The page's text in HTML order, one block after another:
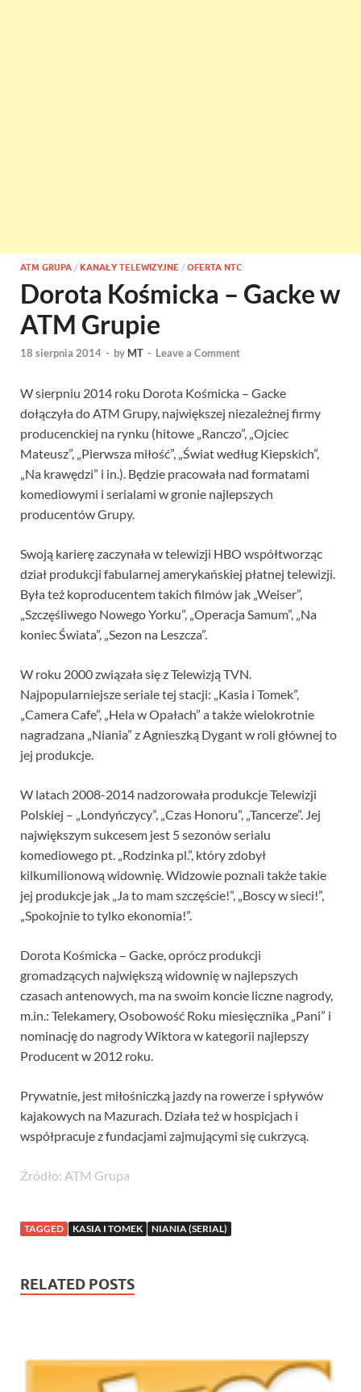
ATM GRUPA / KANAŁY TELEWIZYJNE / OFERTA NTC
Dorota Kośmicka – Gacke w
ATM Grupie
18 sierpnia 2014 - by MT - Leave a Comment
W sierpniu 2014 roku Dorota Kośmicka – Gacke
dołączyła do ATM Grupy, największej niezależnej firmy
producenckiej na rynku (hitowe „Ranczo”, „Ojciec
Mateusz”, „Pierwsza miłość”, „Świat według Kiepskich”,
„Na krawędzi” i in.). Będzie pracowała nad formatami
komediowymi i serialami w gronie najlepszych
producentów Grupy.
Swoją karierę zaczynała w telewizji HBO współtworząc
dział produkcji fabularnej amerykańskiej płatnej telewizji.
Była też koproducentem takich filmów jak „Weiser”,
„Szczęśliwego Nowego Yorku”, „Operacja Samum”, „Na
koniec Świata”, „Sezon na Leszcza”.
W roku 2000 związała się z Telewizją TVN.
Najpopularniejsze seriale tej stacji: „Kasia i Tomek”,
„Camera Cafe”, „Hela w Opałach” a także wielokrotnie
nagradzana „Niania” z Agnieszką Dygant w roli głównej to
jej produkcje.
W latach 2008-2014 nadzorowała produkcje Telewizji
Polskiej – „Londyńczycy”, „Czas Honoru”, „Tancerze”. Jej
największym sukcesem jest 5 sezonów serialu
komediowego pt. „Rodzinka pl.”, który zdobył
kilkumilionową widownię. Widzowie poznali także takie
jej produkcje jak „Ja to mam szczęście!”, „Boscy w sieci!”,
„Spokojnie to tylko ekonomia!”.
Dorota Kośmicka – Gacke, oprócz produkcji
gromadzących największą widownię w najlepszych
czasach antenowych, ma na swoim koncie liczne nagrody,
m.in.: Telekamery, Osobowość Roku miesięcznika „Pani” i
nominację do nagrody Wiktora w kategorii najlepszy
Producent w 2012 roku.
Prywatnie, jest miłośniczką jazdy na rowerze i spływów
kajakowych na Mazurach. Działa też w hospicjach i
współpracuje z fundacjami zajmującymi się cukrzycą.
Źródło: ATM Grupa
TAGGED KASIA I TOMEK NIANIA (SERIAL)
RELATED POSTS